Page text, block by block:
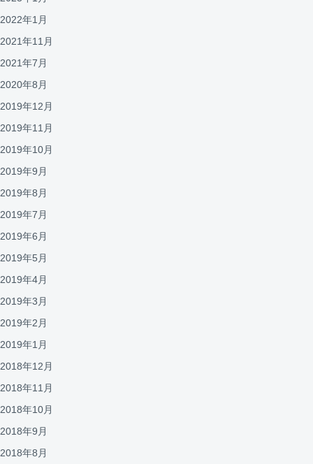
2022年1月
2021年11月
2021年7月
2020年8月
2019年12月
2019年11月
2019年10月
2019年9月
2019年8月
2019年7月
2019年6月
2019年5月
2019年4月
2019年3月
2019年2月
2019年1月
2018年12月
2018年11月
2018年10月
2018年9月
2018年8月